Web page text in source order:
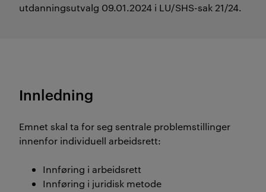
utdanningsutvalg 09.01.2024 i LU/SHS-sak 21/24.
Innledning
Emnet skal ta for seg sentrale problemstillinger
innenfor individuell arbeidsrett:
Innføring i arbeidsrett
Innføring i juridisk metode